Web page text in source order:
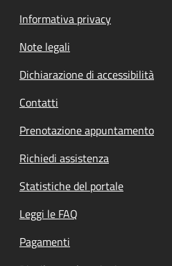
Informativa privacy
Note legali
Dichiarazione di accessibilità
Contatti
Prenotazione appuntamento
Richiedi assistenza
Statistiche del portale
Leggi le FAQ
Pagamenti